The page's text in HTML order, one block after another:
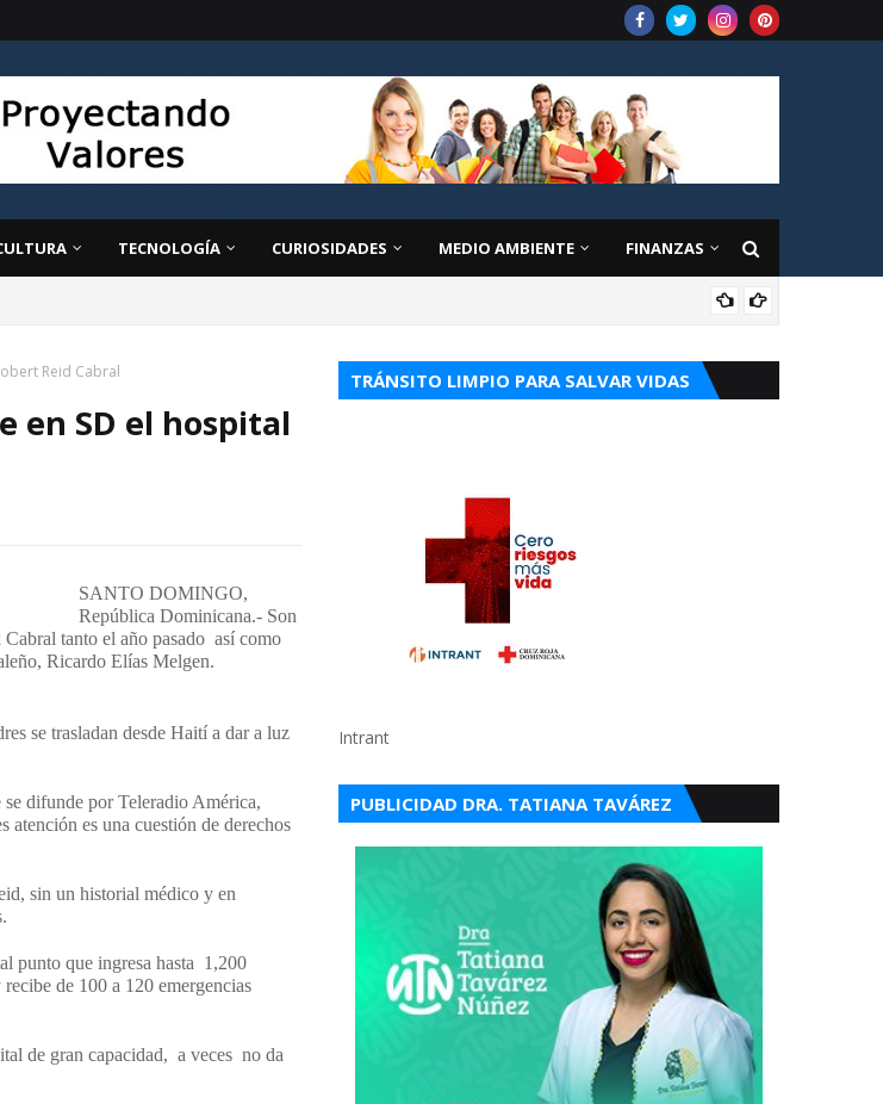
TECNOLOGÍA CURIOSIDADES MEDIO AMBIENTE FINANZAS
Reid Cabral
en SD el hospital
SANTO DOMINGO,
República Dominicana.- Son
tanto el año pasado así como
Ricardo Elías Melgen.
se trasladan desde Haití a dar a luz
difunde por Teleradio América,
es una cuestión de derechos
sin un historial médico y en
punto que ingresa hasta 1,200
de 100 a 120 emergencias
de gran capacidad, a veces no da
TRÁNSITO LIMPIO PARA SALVAR VIDAS
Intrant
PUBLICIDAD DRA. TATIANA TAVÁREZ